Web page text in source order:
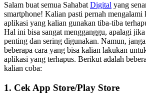
Salam buat semua Sahabat Digital yang
smartphone! Kalian pasti pernah mengalami
aplikasi yang kalian gunakan tiba-tiba
Hal ini bisa sangat mengganggu, apalagi
penting dan sering digunakan. Namun,
beberapa cara yang bisa kalian lakukan
aplikasi yang terhapus. Berikut adalah
kalian coba:
1. Cek App Store/Play Store